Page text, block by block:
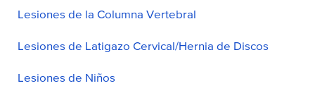
Lesiones de la Columna Vertebral
Lesiones de Latigazo Cervical/Hernia de Discos
Lesiones de Niños